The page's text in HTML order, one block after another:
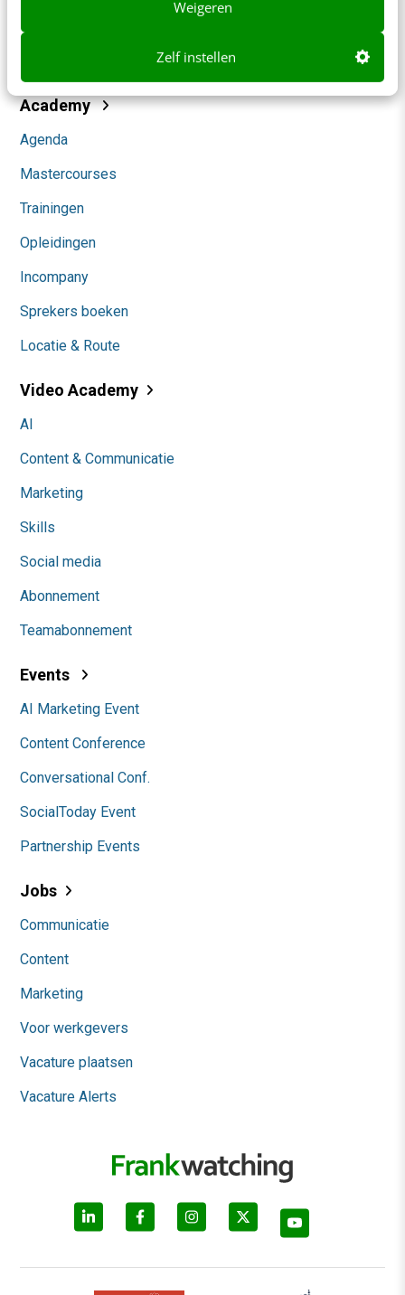
Weigeren
Zelf instellen
Themanieuwsbrieven
Academy
Agenda
Mastercourses
Trainingen
Opleidingen
Incompany
Sprekers boeken
Locatie & Route
Video Academy
AI
Content & Communicatie
Marketing
Skills
Social media
Abonnement
Teamabonnement
Events
AI Marketing Event
Content Conference
Conversational Conf.
SocialToday Event
Partnership Events
Jobs
Communicatie
Content
Marketing
Voor werkgevers
Vacature plaatsen
Vacature Alerts